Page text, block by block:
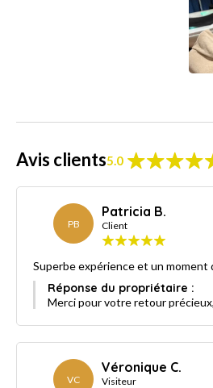
Avis clients5.0
PB
Patricia B.
Client
Superbe expérience et un
Réponse du propriétaire :
Merci pour votre retour
VC
Véronique C.
Visiteur